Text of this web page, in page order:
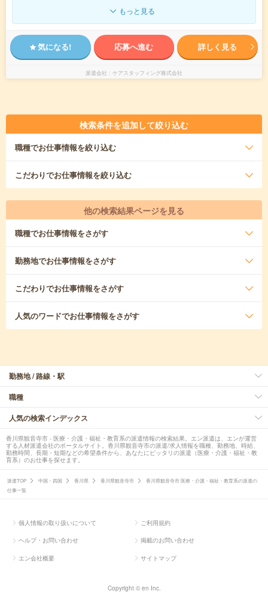
もっと見る
気になる! 応募へ進む 詳しく見る
派遣会社 ケアスタッフィング株式会社
検索条件を追加して絞り込む
職種でお仕事情報を絞り込む
こだわりでお仕事情報を絞り込む
他の検索結果ページを見る
職種でお仕事情報をさがす
勤務地でお仕事情報をさがす
こだわりでお仕事情報をさがす
人気のワードでお仕事情報をさがす
勤務地 / 路線・駅
職種
人気の検索インデックス
香川県観音寺市 - 医療・介護・福祉・教育系の派遣情報の検索結果。エン派遣は、エンが運営
する人材派遣会社のポータルサイト。香川県観音寺市の派遣/求人情報を職種、勤務地、時給、
勤務時間、長期・短期などの希望条件から、あなたにピッタリの派遣（医療・介護・福祉・教
育系）のお仕事を探せます。
派遣TOP 中国・四国 香川県 香川県観音寺市
香川県観音寺市 医療・介護・福祉・教育系の派遣の
仕事一覧
個人情報の取り扱いについて ご利用規約
ヘルプ・お問い合わせ 掲載のお問い合わせ
エン会社概要 サイトマップ
Copyright © en Inc.